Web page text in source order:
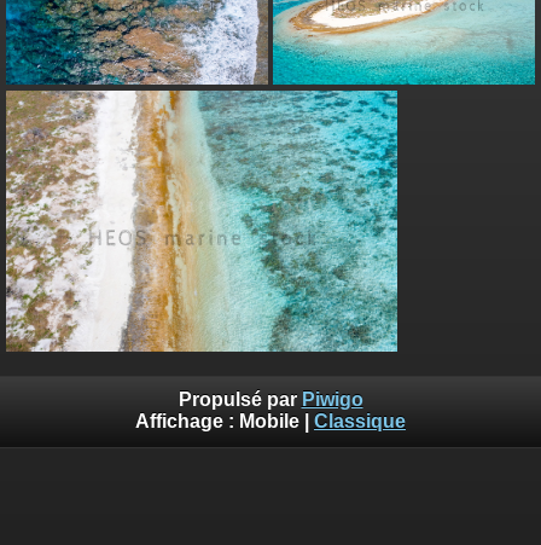
Propulsé par Piwigo
Affichage : Mobile Classique